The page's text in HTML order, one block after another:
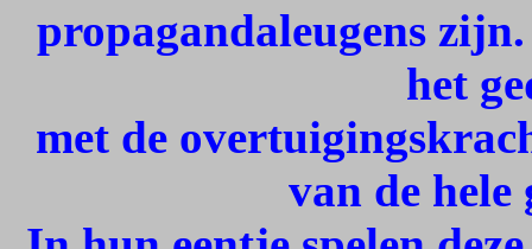
propagandaleugens
het
met de
van de hele